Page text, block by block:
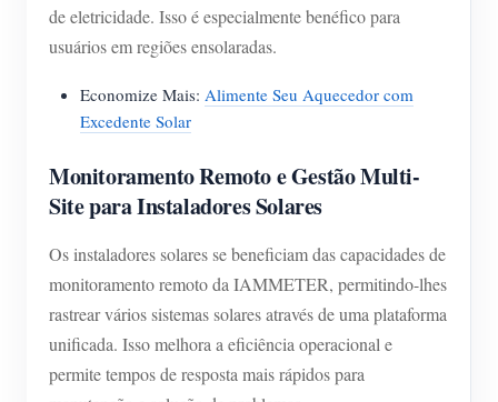
de eletricidade. Isso é especialmente benéfico para
usuários em regiões ensolaradas.
Economize Mais: Alimente Seu Aquecedor com
Excedente Solar
Monitoramento Remoto e Gestão Multi-
Site para Instaladores Solares
Os instaladores solares se beneficiam das capacidades de
monitoramento remoto da IAMMETER, permitindo-lhes
rastrear vários sistemas solares através de uma plataforma
unificada. Isso melhora a eficiência operacional e
permite tempos de resposta mais rápidos para